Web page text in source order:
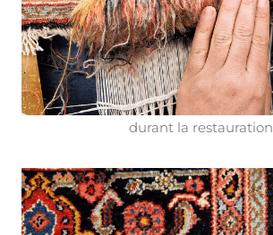
durant la restauration